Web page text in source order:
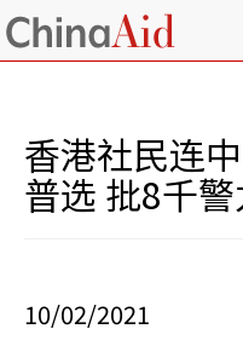
香港社民连
普选 批8千
10/02/2021